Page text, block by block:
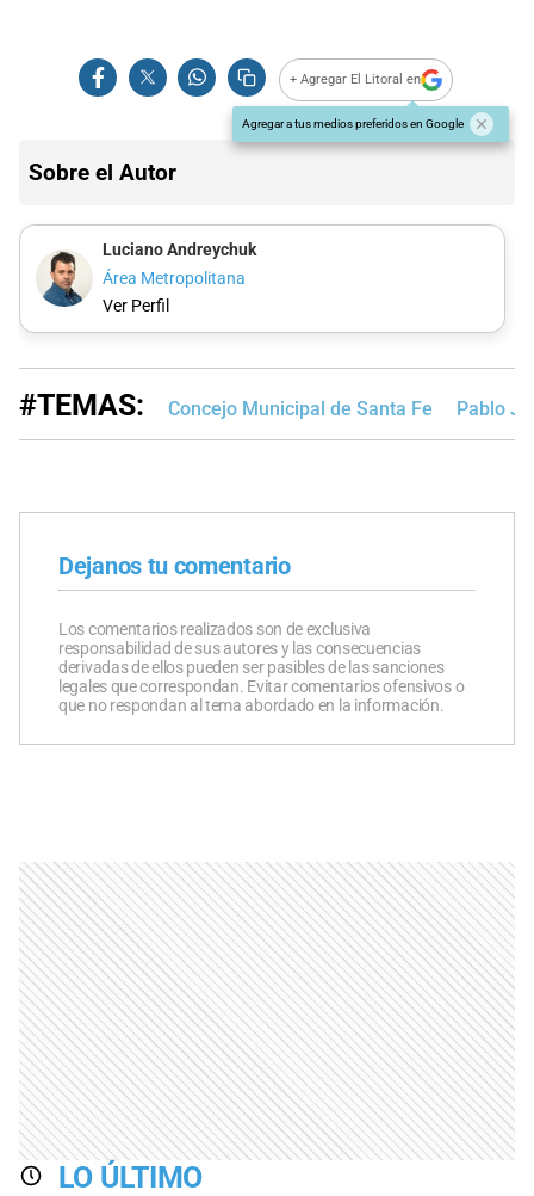
+ Agregar El Litoral en
Agregar a tus medios preferidos en Google
Sobre el Autor
Luciano Andreychuk
Área Metropolitana
Ver Perfil
#TEMAS: Concejo Municipal de Santa Fe Pablo
Dejanos tu comentario
Los comentarios realizados son de exclusiva
responsabilidad de sus autores y las consecuencias
derivadas de ellos pueden ser pasibles de las sanciones
legales que correspondan. Evitar comentarios ofensivos o
que no respondan al tema abordado en la información.
LO ÚLTIMO